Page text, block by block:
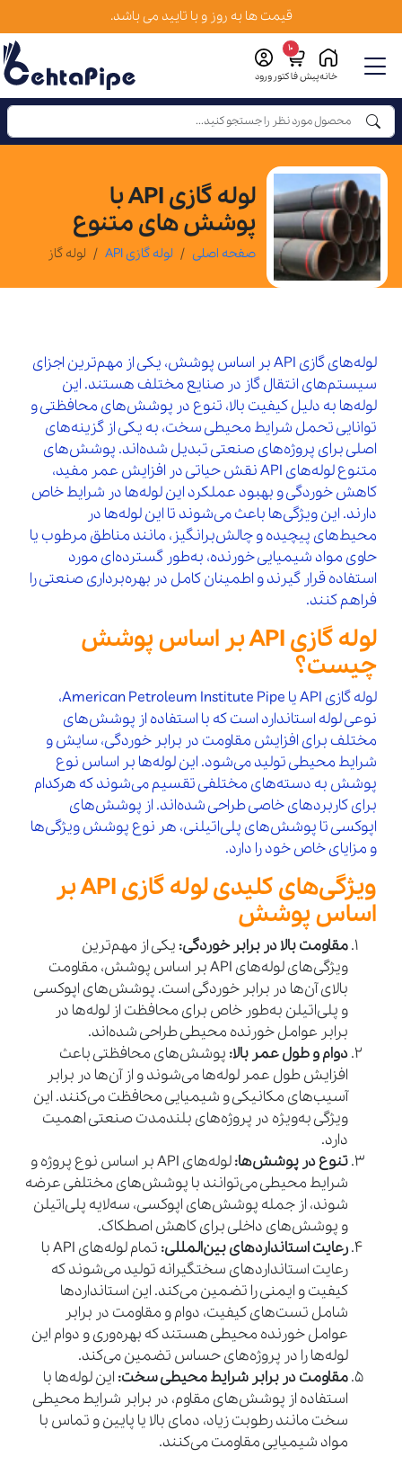
قیمت ها به روز و با تایید می باشد.
خانهپیش فاکتور
10
ورود
لوله گازی API با
پوشش های متنوع
صفحه اصلی لوله گازی API لوله گازی API بر اساس پوشش
لوله‌های گازی API بر اساس پوشش، یکی از مهم‌ترین اجزای
سیستم‌های انتقال گاز در صنایع مختلف هستند. این
لوله‌ها به دلیل کیفیت بالا، تنوع در پوشش‌های محافظتی و
توانایی تحمل شرایط محیطی سخت، به یکی از گزینه‌های
اصلی برای پروژه‌های صنعتی تبدیل شده‌اند. پوشش‌های
متنوع لوله‌های API نقش حیاتی در افزایش عمر مفید،
کاهش خوردگی و بهبود عملکرد این لوله‌ها در شرایط خاص
دارند. این ویژگی‌ها باعث می‌شوند تا این لوله‌ها در
محیط‌های پیچیده و چالش‌برانگیز، مانند مناطق مرطوب یا
حاوی مواد شیمیایی خورنده، به‌طور گسترده‌ای مورد
استفاده قرار گیرند و اطمینان کامل در بهره‌برداری صنعتی را
فراهم کنند.
لوله گازی API بر اساس پوشش
چیست؟
لوله گازی API یا American Petroleum Institute Pipe،
نوعی لوله استاندارد است که با استفاده از پوشش‌های
مختلف برای افزایش مقاومت در برابر خوردگی، سایش و
شرایط محیطی تولید می‌شود. این لوله‌ها بر اساس نوع
پوشش به دسته‌های مختلفی تقسیم می‌شوند که هرکدام
برای کاربردهای خاصی طراحی شده‌اند. از پوشش‌های
اپوکسی تا پوشش‌های پلی‌اتیلنی، هر نوع پوشش ویژگی‌ها
و مزایای خاص خود را دارد.
ویژگی‌های کلیدی لوله گازی API بر
اساس پوشش
مقاومت بالا در برابر خوردگی: یکی از مهم‌ترین
ویژگی‌های لوله‌های API بر اساس پوشش، مقاومت
بالای آن‌ها در برابر خوردگی است. پوشش‌های اپوکسی
و پلی‌اتیلن به‌طور خاص برای محافظت از لوله‌ها در
برابر عوامل خورنده محیطی طراحی شده‌اند.
دوام و طول عمر بالا: پوشش‌های محافظتی باعث
افزایش طول عمر لوله‌ها می‌شوند و از آن‌ها در برابر
آسیب‌های مکانیکی و شیمیایی محافظت می‌کنند. این
ویژگی به‌ویژه در پروژه‌های بلندمدت صنعتی اهمیت
دارد.
تنوع در پوشش‌ها:
لوله‌های API بر اساس نوع پروژه و
شرایط محیطی می‌توانند با پوشش‌های مختلفی عرضه
شوند، از جمله پوشش‌های اپوکسی، سه‌لایه پلی‌اتیلن
و پوشش‌های داخلی برای کاهش اصطکاک.
رعایت استانداردهای بین‌المللی:
تمام لوله‌های API با
رعایت استانداردهای سختگیرانه تولید می‌شوند که
کیفیت و ایمنی را تضمین می‌کند. این استانداردها
شامل تست‌های کیفیت، دوام و مقاومت در برابر
عوامل خورنده محیطی هستند که بهره‌وری و دوام این
لوله‌ها را در پروژه‌های حساس تضمین می‌کند.
مقاومت در برابر شرایط محیطی سخت: این لوله‌ها با
استفاده از پوشش‌های مقاوم، در برابر شرایط محیطی
سخت مانند رطوبت زیاد، دمای بالا یا پایین و تماس با
مواد شیمیایی مقاومت می‌کنند.